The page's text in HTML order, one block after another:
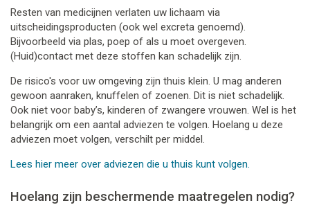
Resten van medicijnen verlaten uw lichaam via
uitscheidingsproducten (ook wel excreta genoemd).
Bijvoorbeeld via plas, poep of als u moet overgeven.
(Huid)contact met deze stoffen kan schadelijk zijn.
De risico's voor uw omgeving zijn thuis klein. U mag anderen
gewoon aanraken, knuffelen of zoenen. Dit is niet schadelijk.
Ook niet voor baby’s, kinderen of zwangere vrouwen. Wel is het
belangrijk om een aantal adviezen te volgen. Hoelang u deze
adviezen moet volgen, verschilt per middel.
Lees hier meer over adviezen die u thuis kunt volgen.
Hoelang zijn beschermende maatregelen nodig?